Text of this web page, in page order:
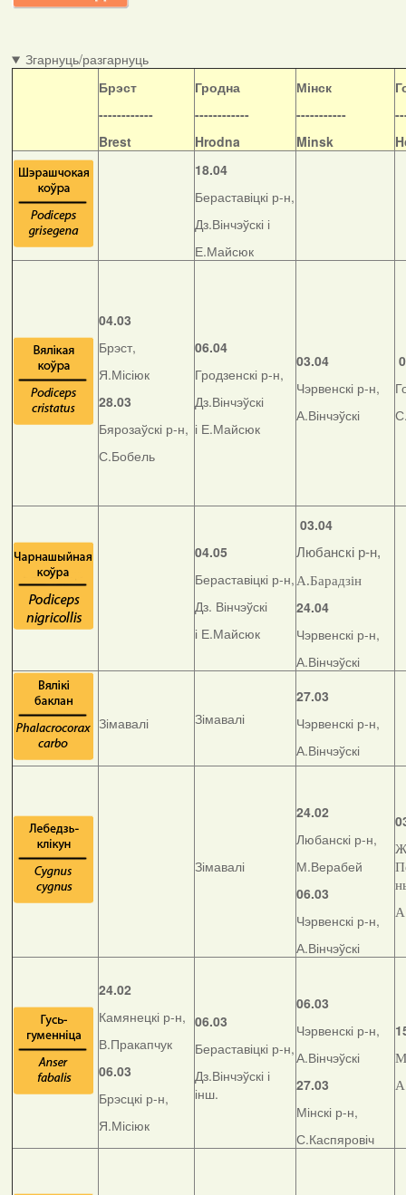
Згарнуць/разгарнуць
Брэст
------------
Brest
Гродна
------------
Hrodna
Мінск
-----------
Minsk
18.04
Бераставіцкі р-н,
Дз.Вінчэўскі і
Е.Майсюк
04.03
Брэст,
Я.Місіюк
28.03
Бярозаўскі р-н,
С.Бобель
06.04
Гродзенскі р-н,
Дз.Вінчэўскі
і Е.Майсюк
03.04
Чэрвенскі р-н,
А.Вінчэўскі
04.05
Бераставіцкі р-н,
Дз. Вінчэўскі
і Е.Майсюк
03.04
Любанскі р-н,
А.Барадзін
24.04
Чэрвенскі р-н,
А.Вінчэўскі
Зімавалі Зімавалі
27.03
Чэрвенскі р-н,
А.Вінчэўскі
Зімавалі
24.02
Любанскі р-н,
М.Верабей
06.03
Чэрвенскі р-н,
А.Вінчэўскі
24.02
Камянецкі р-н,
В.Пракапчук
06.03
Брэсцкі р-н,
Я.Місіюк
06.03
Бераставіцкі р-н,
Дз.Вінчэўскі і
інш.
06.03
Чэрвенскі р-н,
А.Вінчэўскі
27.03
Мінскі р-н,
С.Каспяровіч